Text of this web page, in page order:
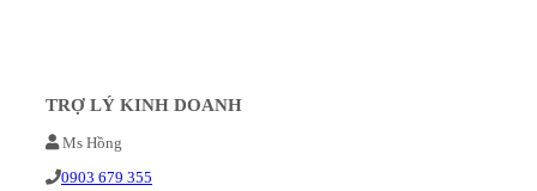
TRỢ LÝ KINH DOANH
Ms Hồng
0903 679 355